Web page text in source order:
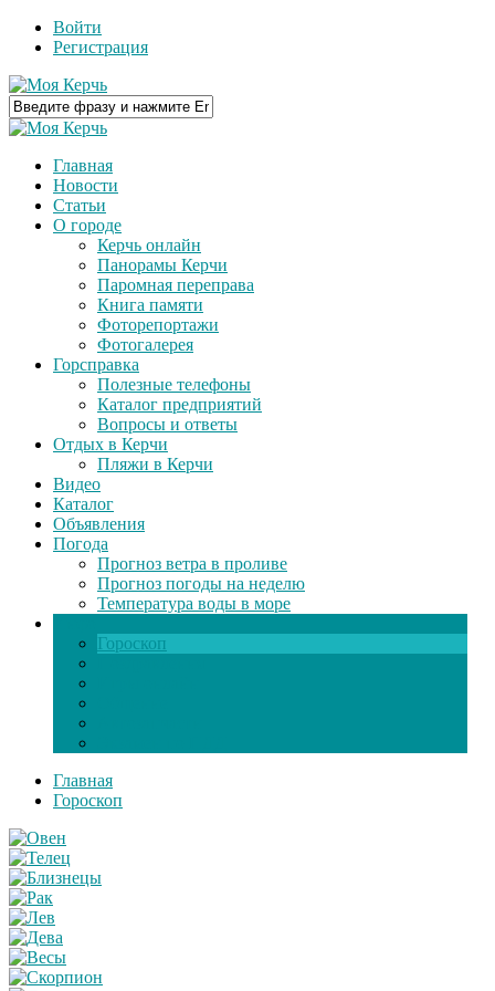
Войти
Регистрация
Главная
Новости
Статьи
О городе
Керчь онлайн
Панорамы Керчи
Паромная переправа
Книга памяти
Фоторепортажи
Фотогалерея
Горсправка
Полезные телефоны
Каталог предприятий
Вопросы и ответы
Отдых в Керчи
Пляжи в Керчи
Видео
Каталог
Объявления
Погода
Прогноз ветра в проливе
Прогноз погоды на неделю
Температура воды в море
Гороскоп
Главная
Гороскоп